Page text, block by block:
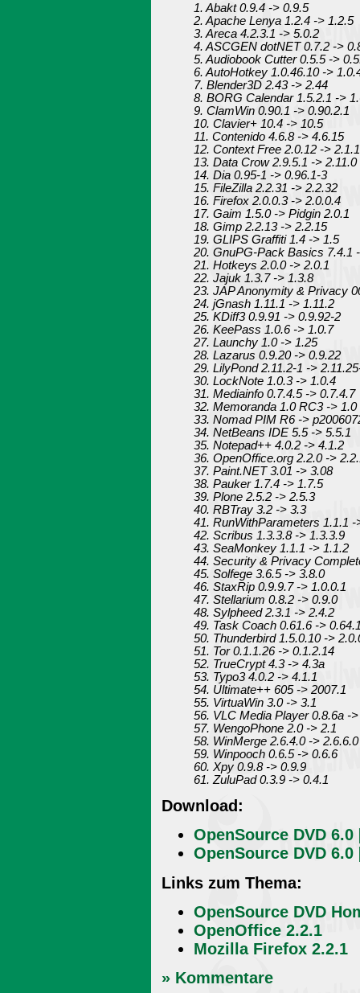
1. Abakt 0.9.4 -> 0.9.5
2. Apache Lenya 1.2.4 -> 1.2.5
3. Areca 4.2.3.1 -> 5.0.2
4. ASCGEN dotNET 0.7.2 ->
5. Audiobook Cutter 0.5.5 ->
6. AutoHotkey 1.0.46.10 ->
7. Blender3D 2.43 -> 2.44
8. BORG Calendar 1.5.2.1 ->
9. ClamWin 0.90.1 -> 0.90.2.1
10. Clavier+ 10.4 -> 10.5
11. Contenido 4.6.8 -> 4.6.15
12. Context Free 2.0.12 ->
13. Data Crow 2.9.5.1 -> 2.11.0
14. Dia 0.95-1 -> 0.96.1-3
15. FileZilla 2.2.31 -> 2.2.32
16. Firefox 2.0.0.3 -> 2.0.0.4
17. Gaim 1.5.0 -> Pidgin 2.0.1
18. Gimp 2.2.13 -> 2.2.15
19. GLIPS Graffiti 1.4 -> 1.5
20. GnuPG-Pack Basics 7.4.1
21. Hotkeys 2.0.0 -> 2.0.1
22. Jajuk 1.3.7 -> 1.3.8
23. JAP Anonymity & Privacy
24. jGnash 1.11.1 -> 1.11.2
25. KDiff3 0.9.91 -> 0.9.92-2
26. KeePass 1.0.6 -> 1.0.7
27. Launchy 1.0 -> 1.25
28. Lazarus 0.9.20 -> 0.9.22
29. LilyPond 2.11.2-1 ->
30. LockNote 1.0.3 -> 1.0.4
31. Mediainfo 0.7.4.5 -> 0.7.4.7
32. Memoranda 1.0 RC3 -> 1.0
33. Nomad PIM R6 ->
34. NetBeans IDE 5.5 -> 5.5.1
35. Notepad++ 4.0.2 -> 4.1.2
36. OpenOffice.org 2.2.0 ->
37. Paint.NET 3.01 -> 3.08
38. Pauker 1.7.4 -> 1.7.5
39. Plone 2.5.2 -> 2.5.3
40. RBTray 3.2 -> 3.3
41. RunWithParameters 1.1.1 -
42. Scribus 1.3.3.8 -> 1.3.3.9
43. SeaMonkey 1.1.1 -> 1.1.2
44. Security & Privacy
45. Solfege 3.6.5 -> 3.8.0
46. StaxRip 0.9.9.7 -> 1.0.0.1
47. Stellarium 0.8.2 -> 0.9.0
48. Sylpheed 2.3.1 -> 2.4.2
49. Task Coach 0.61.6 ->
50. Thunderbird 1.5.0.10 ->
51. Tor 0.1.1.26 -> 0.1.2.14
52. TrueCrypt 4.3 -> 4.3a
53. Typo3 4.0.2 -> 4.1.1
54. Ultimate++ 605 -> 2007.1
55. VirtuaWin 3.0 -> 3.1
56. VLC Media Player 0.8.6a -
57. WengoPhone 2.0 -> 2.1
58. WinMerge 2.6.4.0 -> 2.6.6.0
59. Winpooch 0.6.5 -> 0.6.6
60. Xpy 0.9.8 -> 0.9.9
61. ZuluPad 0.3.9 -> 0.4.1
Download:
OpenSource DVD
OpenSource DVD
Links zum Thema:
OpenSource DVD
OpenOffice 2.2.1
Mozilla Firefox 2.2.1
» Kommentare